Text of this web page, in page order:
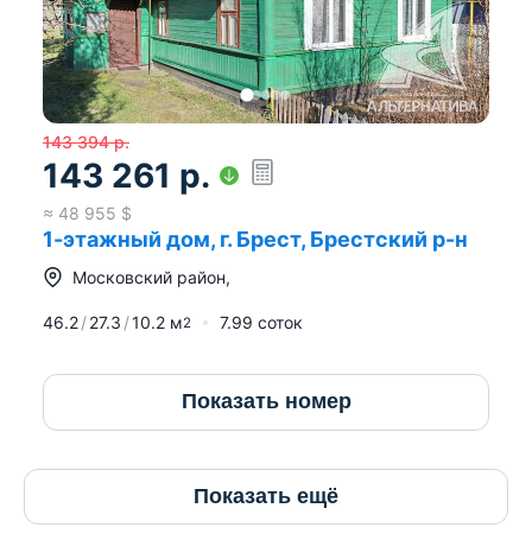
143 394 р.
143 261 р.
≈ 48 955 $
1-этажный дом, г. Брест, Брестский р-н
Московский район,
46.2 27.3 10.2 м2 7.99 соток
Показать номер
Показать ещё